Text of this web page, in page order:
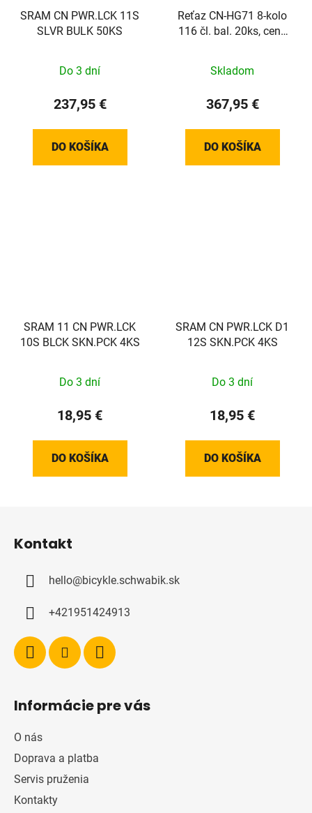
SRAM CN PWR.LCK 11S
SLVR BULK 50KS
Do 3 dní
237,95 €
DO KOŠÍKA
Reťaz CN-HG71 8-kolo
116 čl. bal. 20ks, cena
Skladom
367,95 €
DO KOŠÍKA
SRAM 11 CN PWR.LCK
10S BLCK SKN.PCK 4KS
Do 3 dní
18,95 €
DO KOŠÍKA
SRAM CN PWR.LCK D1
12S SKN.PCK 4KS
Do 3 dní
18,95 €
DO KOŠÍKA
Kontakt
hello@bicykle.schwabik.sk
+421951424913
Informácie pre vás
O nás
Doprava a platba
Servis pruženia
Kontakty